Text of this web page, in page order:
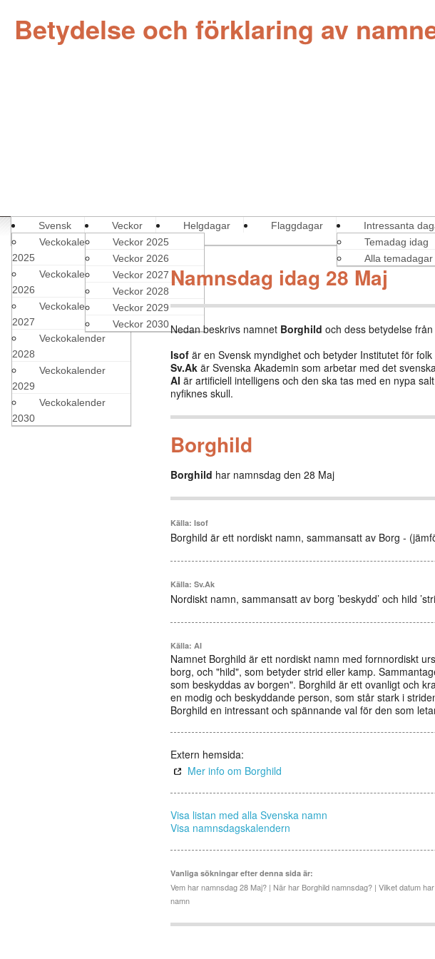
Betydelse och förklaring av
Svensk
Veckokalender
2025
Veckokalender
2026
Veckokalender
2027
Veckokalender
2028
Veckokalender
2029
Veckokalender
2030
Veckor
Veckor 2025
Veckor 2026
Veckor 2027
Veckor 2028
Veckor 2029
Veckor 2030
Helgdagar Flaggdagar
Intressanta
Temadag idag
Alla temadagar
Namnsdag idag 28 Maj
Nedan beskrivs namnet Borghild och dess betydelse
Isof är en Svensk myndighet och betyder Institutet för
Sv.Ak är Svenska Akademin som arbetar med det
AI är artificiell intelligens och den ska tas med en nypa
nyfiknes skull.
Borghild
Borghild har namnsdag den 28 Maj
Källa: Isof
Borghild är ett nordiskt namn, sammansatt av Borg ‑
Källa: Sv.Ak
Nordiskt namn, sammansatt av borg ’beskydd’ och hild
Källa: AI
Namnet Borghild är ett nordiskt namn med fornnordiskt
borg, och "hild", som betyder strid eller kamp.
som beskyddas av borgen". Borghild är ett ovanligt och
en modig och beskyddande person, som står stark i
Borghild en intressant och spännande val för den som
Extern hemsida:
Mer info om Borghild
Visa listan med alla Svenska namn
Visa namnsdagskalendern
Vanliga sökningar efter denna sida är:
Vem har namnsdag 28 Maj? | När har Borghild namnsdag? | Vilket datum
namn